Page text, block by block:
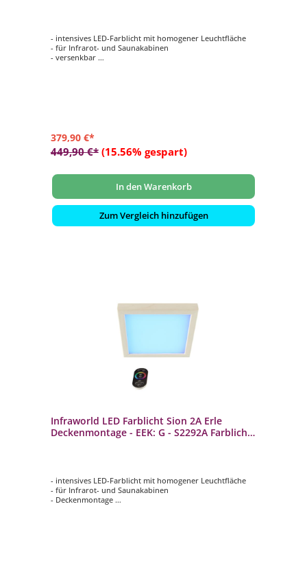
- intensives LED-Farblicht mit homogener Leuchtfläche
- für Infrarot- und Saunakabinen
- versenkbar
379,90 €*
449,90 €* (15.56% gespart)
In den Warenkorb
Zum Vergleich hinzufügen
Infraworld LED Farblicht Sion 2A Erle
Deckenmontage - EEK: G - S2292A Farblicht
- intensives LED-Farblicht mit homogener Leuchtfläche
- für Infrarot- und Saunakabinen
- Deckenmontage